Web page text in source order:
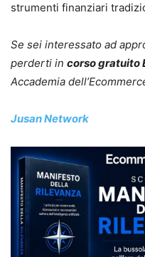
strumenti finanziari
Se sei interessato ad
perderti in corso gratuito
Accademia
Jusan Network